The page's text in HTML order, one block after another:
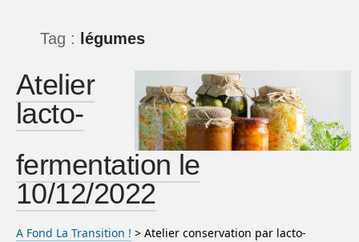
Tag : légumes
Atelier
lacto-
fermentation le
10/12/2022
A Fond La Transition ! > Atelier conservation par lacto-